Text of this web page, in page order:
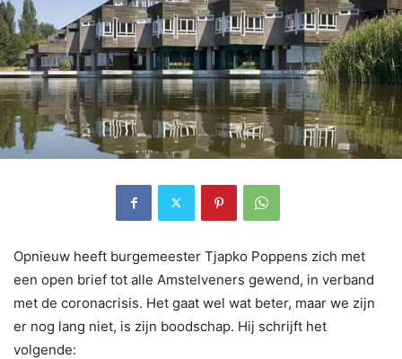
Opnieuw heeft burgemeester Tjapko Poppens zich met
een open brief tot alle Amstelveners gewend, in verband
met de coronacrisis. Het gaat wel wat beter, maar we zijn
er nog lang niet, is zijn boodschap. Hij schrijft het
volgende: